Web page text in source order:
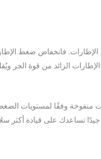
الإطارات. فانخفاض ضغط
الزائد من قوة الجر
منفوخة وفقًا لمستويات
تساعدك على قيادة أكثر